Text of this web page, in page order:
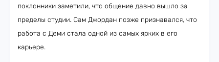
поклонники заметили, что общение давно вышло за
пределы студии. Сам Джордан позже признавался, что
работа с Деми стала одной из самых ярких в его
карьере.